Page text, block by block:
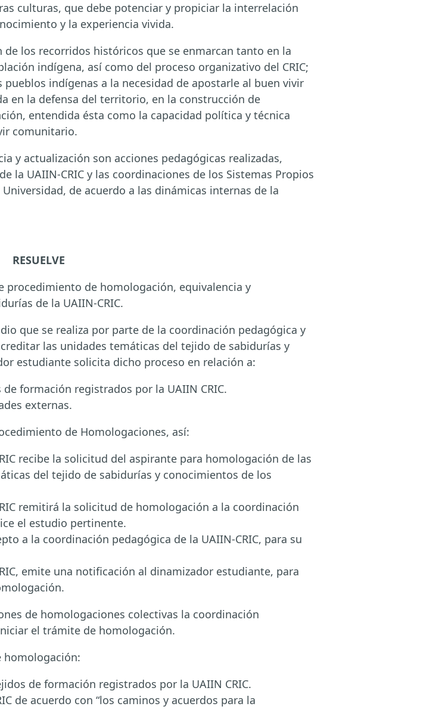
culturas, que debe potenciar y propiciar la interrelación
y la experiencia vivida.
de los recorridos históricos que se enmarcan tanto en la
indígena, así como del proceso organizativo del CRIC;
pueblos indígenas a la necesidad de apostarle al buen vivir
en la defensa del territorio, en la construcción de
entendida ésta como la capacidad política y técnica
comunitario.
y actualización son acciones pedagógicas realizadas,
la UAIIN-CRIC y las coordinaciones de los Sistemas Propios
de acuerdo a las dinámicas internas de la
RESUELVE
procedimiento de homologación, equivalencia y
de la UAIIN-CRIC.
que se realiza por parte de la coordinación pedagógica y
las unidades temáticas del tejido de sabidurías y
estudiante solicita dicho proceso en relación a:
formación registrados por la UAIIN CRIC.
externas.
de Homologaciones, así:
recibe la solicitud del aspirante para homologación de las
del tejido de sabidurías y conocimientos de los
remitirá la solicitud de homologación a la coordinación
el estudio pertinente.
a la coordinación pedagógica de la UAIIN-CRIC, para su
emite una notificación al dinamizador estudiante, para
de homologaciones colectivas la coordinación
el trámite de homologación.
homologación:
de formación registrados por la UAIIN CRIC.
de acuerdo con “los caminos y acuerdos para la